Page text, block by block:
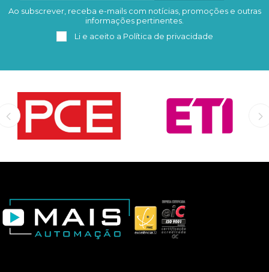
Subscrever Remover
Ao subscrever, receba e-mails com notícias, promoções e outras
informações pertinentes.
Li e aceito a Política de privacidade